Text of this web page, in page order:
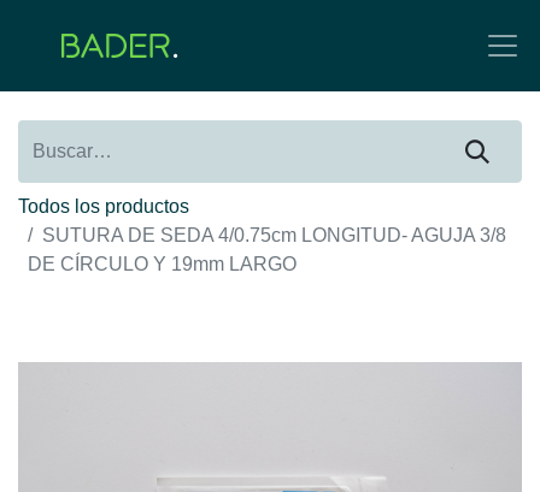
Todos los productos
SUTURA DE SEDA 4/0.75cm LONGITUD- AGUJA 3/8
DE CÍRCULO Y 19mm LARGO